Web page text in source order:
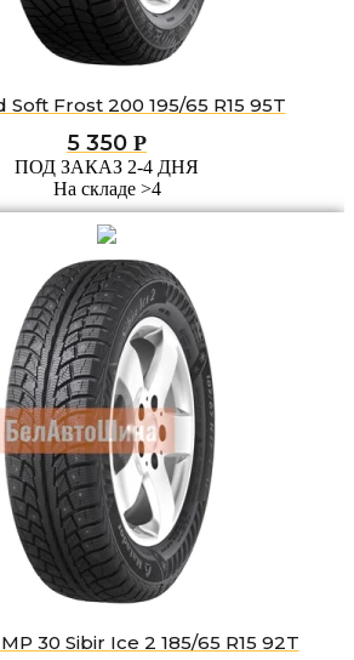
Soft Frost 200 195/65 R15 95T
5 350 Р
ПОД ЗАКАЗ 2-4 ДНЯ
На складе >4
30 Sibir Ice 2 185/65 R15 92T